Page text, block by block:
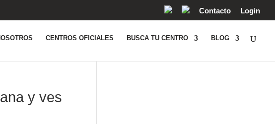
Contacto Login
CENTROS OFICIALES BUSCA TU CENTRO BLOG
y ves